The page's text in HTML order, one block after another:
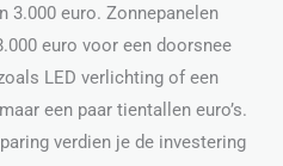
3.000 euro. Zonnepanelen
euro voor een doorsnee
LED verlichting of een
een paar tientallen euro’s.
verdien je de investering